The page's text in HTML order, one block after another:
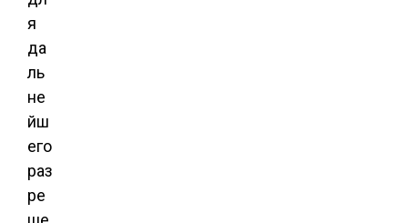
я
да
ль
не
йш
его
раз
ре